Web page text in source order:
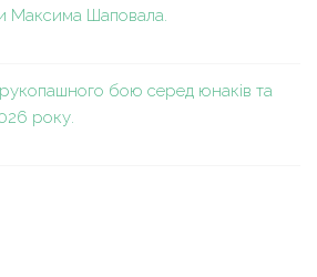
Максима Шаповала.
рукопашного бою серед юнаків та
року.